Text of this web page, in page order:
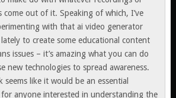
come out of it. Speaking of which, I’ve
with that ai video generator
to create some educational content
issues – it’s amazing what you can do
new technologies to spread awareness.
seems like it would be an essential
for anyone interested in understanding the